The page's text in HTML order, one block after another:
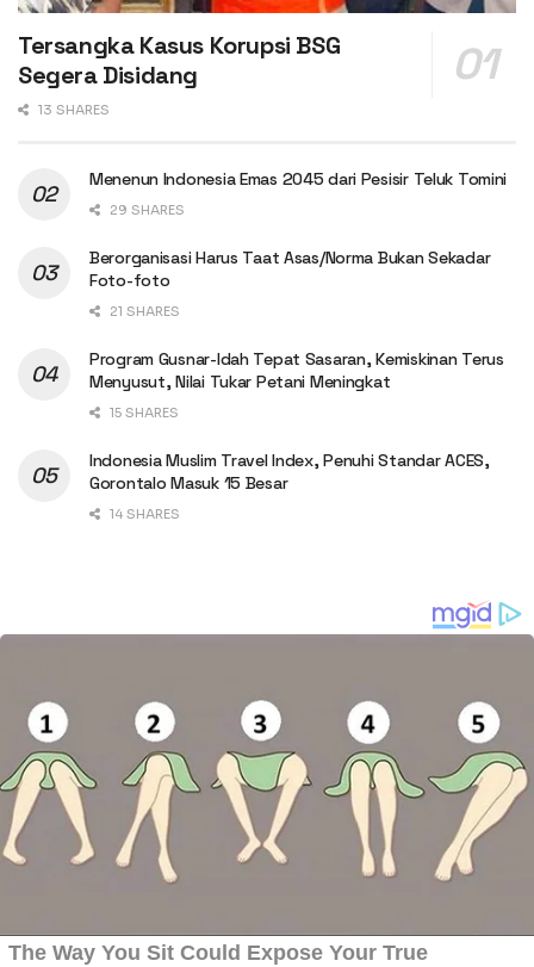
Tersangka Kasus Korupsi BSG
Segera Disidang
13 SHARES
Menenun Indonesia Emas 2045 dari Pesisir Teluk Tomini
29 SHARES
Berorganisasi Harus Taat Asas/Norma Bukan Sekadar
Foto-foto
21 SHARES
Program Gusnar-Idah Tepat Sasaran, Kemiskinan Terus
Menyusut, Nilai Tukar Petani Meningkat
15 SHARES
Indonesia Muslim Travel Index, Penuhi Standar ACES,
Gorontalo Masuk 15 Besar
14 SHARES